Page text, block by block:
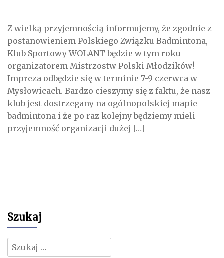
Z wielką przyjemnością informujemy, że zgodnie z
postanowieniem Polskiego Związku Badmintona,
Klub Sportowy WOLANT będzie w tym roku
organizatorem Mistrzostw Polski Młodzików!
Impreza odbędzie się w terminie 7-9 czerwca w
Mysłowicach. Bardzo cieszymy się z faktu, że nasz
klub jest dostrzegany na ogólnopolskiej mapie
badmintona i że po raz kolejny będziemy mieli
przyjemność organizacji dużej […]
Szukaj
Szukaj: